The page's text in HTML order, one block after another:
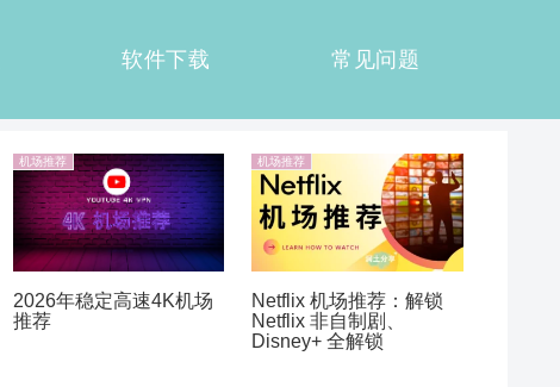
软件下载 常见问题
机场推荐
2026年稳定高速4K机场
推荐
机场推荐
Netflix 机场推荐：解锁
Netflix 非自制剧、
Disney+ 全解锁